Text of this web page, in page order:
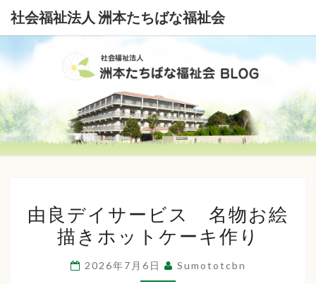
社会福祉法人 洲本たちばな福祉会
社
会
福
法
人
洲
良
デ
サ
由良デイサービス 名物お絵
描きホットケーキ作り
2026年7月6日 Sumototcbn